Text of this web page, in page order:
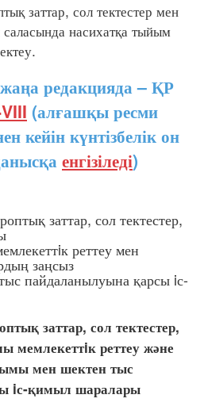
заттар, сол тектестер мен
насихатқа тыйым
редакцияда – ҚР
(алғашқы ресми
кейін күнтізбелік он
енгізіледі)
заттар, сол тектестер,
реттеу мен
заңсыз
пайдаланылуына қарсы iс-
заттар, сол тектестер,
мемлекеттiк реттеу және
мен шектен тыс
iс-қимыл шаралары